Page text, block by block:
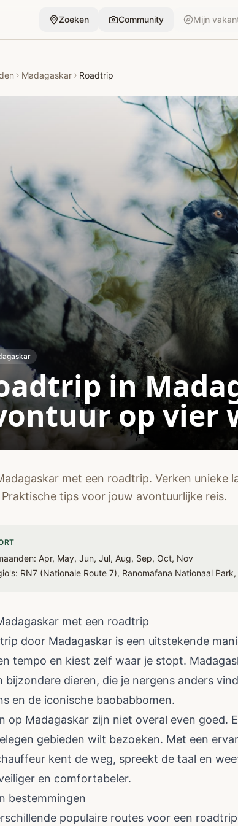
Zoeken Community Mijn
Madagaskar Roadtrip
in
op vier
met een roadtrip. Verken unieke
tips voor jouw avontuurlijke reis.
Apr, May, Jun, Jul, Aug, Sep, Oct, Nov
RN7 (Nationale Route 7), Ranomafana Nationaal
met een roadtrip
door Madagaskar is een uitstekende
tempo en kiest zelf waar je stopt.
bijzondere dieren, die je nergens anders
en de iconische baobabbomen.
op Madagaskar zijn niet overal even
gebieden wilt bezoeken. Met een
kent de weg, spreekt de taal en
en comfortabeler.
bestemmingen
populaire routes voor een